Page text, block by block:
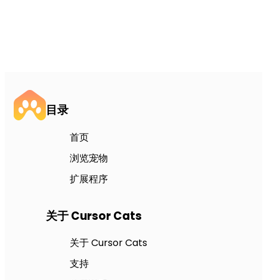
目录
首页
浏览宠物
扩展程序
关于 Cursor Cats
关于 Cursor Cats
支持